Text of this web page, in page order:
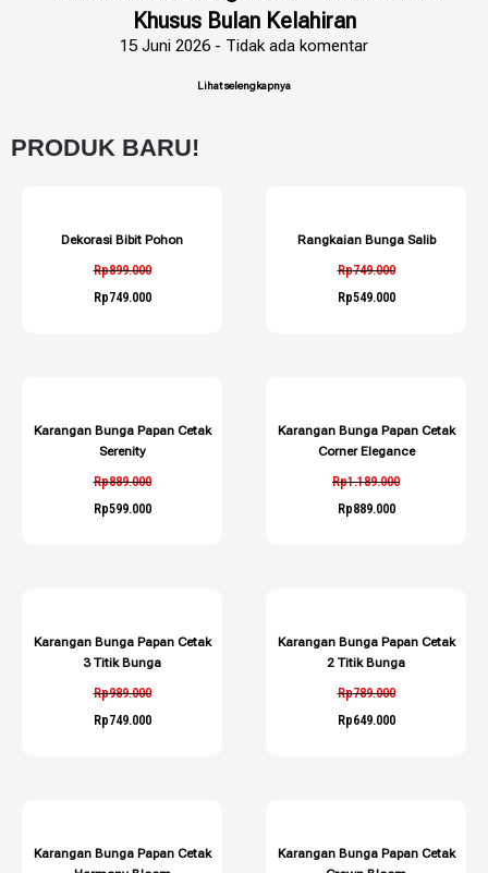
Khusus Bulan Kelahiran
15 Juni 2026 Tidak ada komentar
Lihat selengkapnya
PRODUK BARU!
Dekorasi Bibit Pohon
Rp899.000
Rp749.000
Rangkaian Bunga Salib
Rp749.000
Rp549.000
Karangan Bunga Papan Cetak
Serenity
Rp889.000
Rp599.000
Karangan Bunga Papan Cetak
Corner Elegance
Rp1.189.000
Rp889.000
Karangan Bunga Papan Cetak
3 Titik Bunga
Rp989.000
Rp749.000
Karangan Bunga Papan Cetak
2 Titik Bunga
Rp789.000
Rp649.000
Karangan Bunga Papan Cetak
Karangan Bunga Papan Cetak